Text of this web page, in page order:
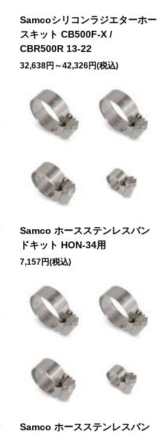
Samcoシリコンラジエターホー
スキット CB500F-X /
CBR500R 13-22
32,638円～42,326円(税込)
Samco ホースステンレスバン
ドキット HON-34用
7,157円(税込)
Samco ホースステンレスバン